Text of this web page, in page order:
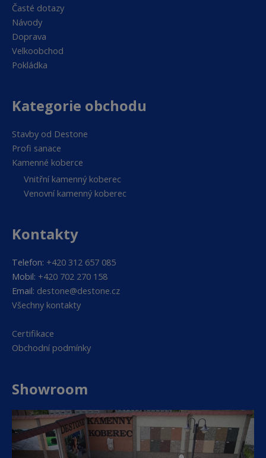
Časté dotazy
Návody
Doprava
Velkoobchod
Pokládka
Kategorie obchodu
Stavby od Destone
Profi sanace
Kamenné koberce
Vnitřní kamenný koberec
Venovní kamenný koberec
Kontakty
Telefon: +420 312 657 085
Mobil: +420 702 270 158
Email: destone@destone.cz
Všechny kontakty
Certifikace
Obchodní podmínky
Showroom